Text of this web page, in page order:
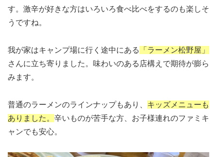
す。激辛が好きな方はいろいろ食べ比べをするのも楽しそ
うですね。
我が家はキャンプ場に行く途中にある
「ラーメン松野屋」
さんに立ち寄りました。味わいのある店構えで期待が膨ら
みます。
普通のラーメンのラインナップもあり、 キッズメニューも
ありました。 辛いものが苦手な方、お子様連れのファミキ
ャンでも安心。